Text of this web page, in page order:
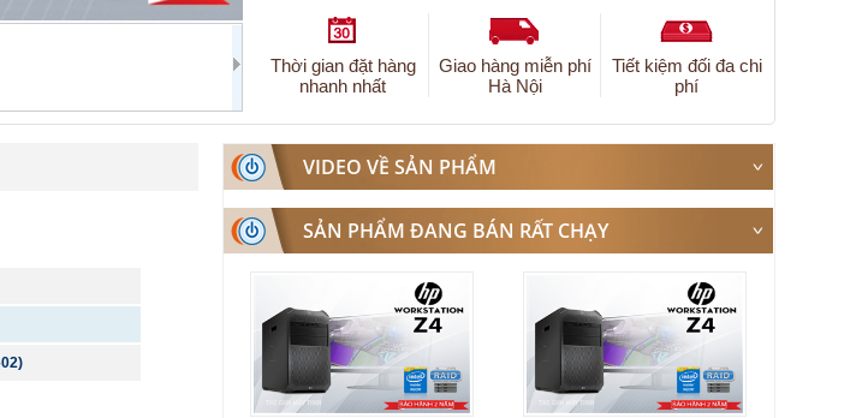
Thời gian đặt hàng
nhanh nhất
Giao hàng miễn phí
Hà Nội
Tiết kiệm đối đa chi
phí
VIDEO VỀ SẢN PHẨM
SẢN PHẨM ĐANG BÁN RẤT CHẠY